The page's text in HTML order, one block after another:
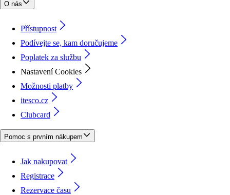
O nás
Přístupnost
Podívejte se, kam doručujeme
Poplatek za službu
Nastavení Cookies
Možnosti platby
itesco.cz
Clubcard
Pomoc s prvním nákupem
Jak nakupovat
Registrace
Rezervace času